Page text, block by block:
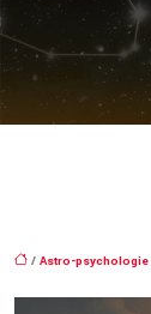
/ Astro-psychologie